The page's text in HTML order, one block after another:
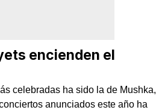
encienden el
celebradas ha sido la de Mushka,
anunciados este año ha